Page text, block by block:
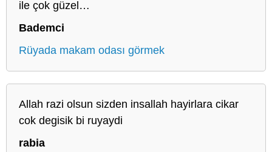
ile çok güzel…
Bademci
Rüyada makam odası görmek
Allah razi olsun sizden insallah hayirlara cikar
cok degisik bi ruyaydi
rabia